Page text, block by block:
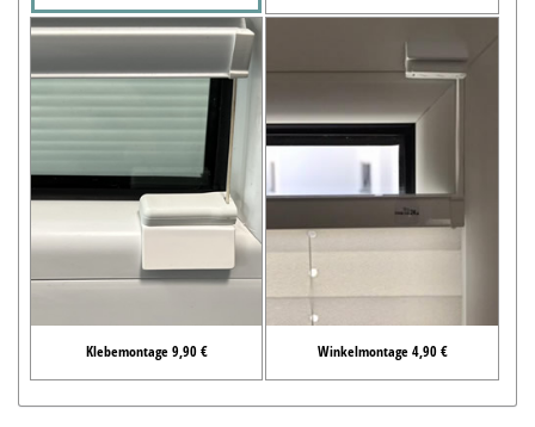
Klebemontage 9,90 € Winkelmontage 4,90 €